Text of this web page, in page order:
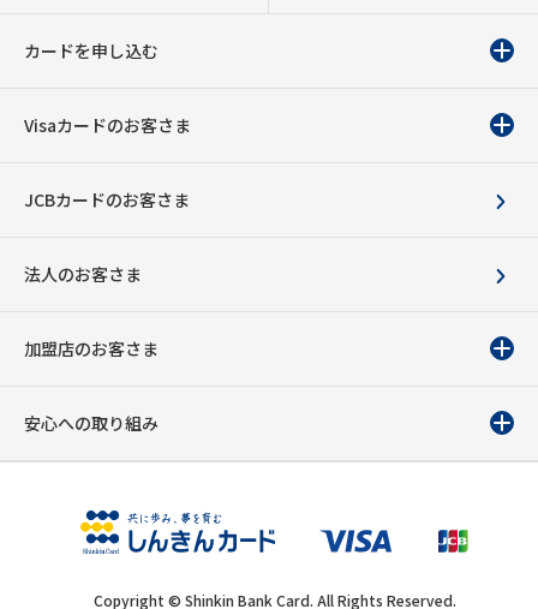
カードを申し込む
Visaカードのお客さま
JCBカードのお客さま
法人のお客さま
加盟店のお客さま
安心への取り組み
Copyright © Shinkin Bank Card. All Rights Reserved.